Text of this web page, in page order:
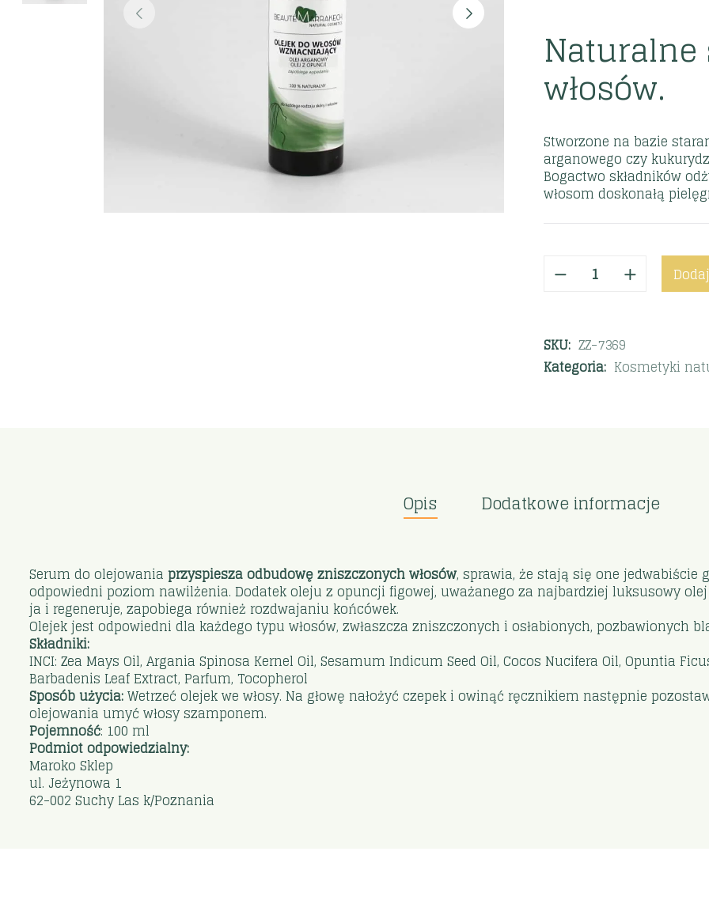
włosów.
Stworzone na bazie
arganowego czy
Bogactwo składników
włosom doskonałą
SKU: ZZ-7369
Kategoria: Kosmetyki
Opis Dodatkowe informacje
Serum do olejowania przyspieszaodbudowę zniszczonych włosów, sprawia, że stają się one jedwabiście
odpowiedni poziom nawilżenia. Dodatek oleju z opuncji figowej, uważanego za najbardziej luksusowy
ja i regeneruje, zapobiega również rozdwajaniu końcówek.
Olejek jest odpowiedni dla każdego typu włosów, zwłaszcza zniszczonych i osłabionych, pozbawionych
Składniki:
INCI: Zea Mays Oil, Argania Spinosa Kernel Oil, Sesamum Indicum Seed Oil, Cocos Nucifera Oil, Opuntia
Barbadenis Leaf Extract, Parfum, Tocopherol
Sposób użycia:Wetrzeć olejek we włosy. Na głowę nałożyć czepek i owinąć ręcznikiem następnie
olejowania umyć włosy szamponem.
Pojemność: 100 ml
Podmiot odpowiedzialny:
Maroko Sklep
ul. Jeżynowa 1
62-002 Suchy Las k/Poznania